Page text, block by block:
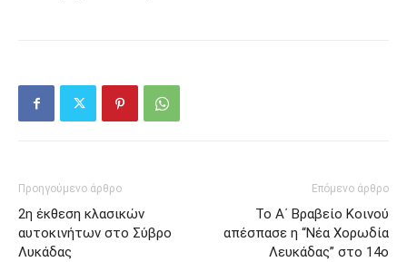
Προηγούμενο άρθρο
2η έκθεση κλασικών
αυτοκινήτων στο Σύβρο
Λυκάδας
Επόμενο άρθρο
Το Α΄ Βραβείο Κοινού
απέσπασε η “Νέα Χορωδία
Λευκάδας” στο 14ο